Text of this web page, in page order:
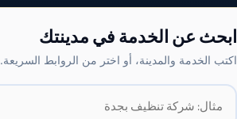
ابحث عن الخدمة في مدينتك
اكتب الخدمة والمدينة، أو اختر من الروابط السريعة.